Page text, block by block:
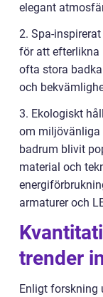
elegant
2. Spa-
för att efterlikna
ofta stora
och
3. Ekologiskt
om miljövänliga
badrum blivit
material och
armaturer och
trender
Enligt forskning